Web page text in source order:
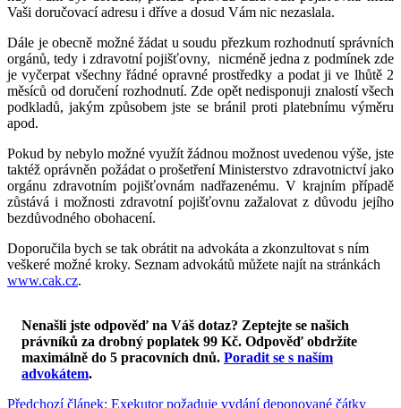
Vaši doručovací adresu i dříve a dosud Vám nic nezaslala.
Dále je obecně možné žádat u soudu přezkum rozhodnutí správních
orgánů, tedy i zdravotní pojišťovny, nicméně jedna z podmínek zde
je vyčerpat všechny řádné opravné prostředky a podat ji ve lhůtě 2
měsíců od doručení rozhodnutí. Zde opět nedisponuji znalostí všech
podkladů, jakým způsobem jste se bránil proti platebnímu výměru
apod.
Pokud by nebylo možné využít žádnou možnost uvedenou výše, jste
taktéž oprávněn požádat o prošetření Ministerstvo zdravotnictví jako
orgánu zdravotním pojišťovnám nadřazenému. V krajním případě
zůstává i možnosti zdravotní pojišťovnu zažalovat z důvodu jejího
bezdůvodného obohacení.
Doporučila bych se tak obrátit na advokáta a zkonzultovat s ním
veškeré možné kroky. Seznam advokátů můžete najít na stránkách
www.cak.cz.
Nenašli jste odpověď na Váš dotaz? Zeptejte se našich
právníků za drobný poplatek 99 Kč. Odpověď obdržíte
maximálně do 5 pracovních dnů. Poradit se s naším
advokátem.
Předchozí článek: Exekutor požaduje vydání deponované čátky